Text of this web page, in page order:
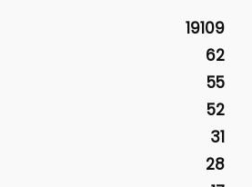
19109
62
55
52
31
28